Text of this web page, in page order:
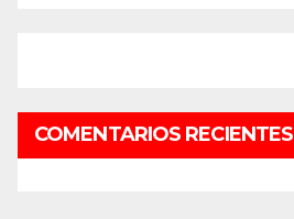
COMENTARIOS RECIENTES